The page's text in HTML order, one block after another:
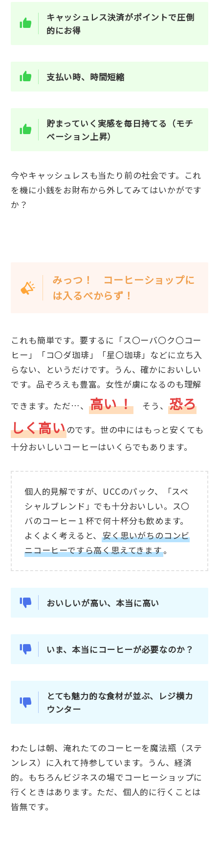
キャッシュレス決済がポイントで圧倒
的にお得
支払い時、時間短縮
貯まっていく実感を毎日持てる（モチ
ベーション上昇）
今やキャッシュレスも当たり前の社会です。これ
を機に小銭をお財布から外してみてはいかがです
か？
みっつ！ コーヒーショップに
は入るべからず！
これも簡単です。要するに「ス〇ーバ〇ク〇コー
ヒー」「コ〇ダ珈琲」「星〇珈琲」などに立ち入
らない、というだけです。うん、確かにおいしい
です。品ぞろえも豊富。女性が虜になるのも理解
できます。ただ…、 高い！ そう、恐ろ
しく高いのです。世の中にはもっと安くても
十分おいしいコーヒーはいくらでもあります。
個人的見解ですが、UCCのパック、「スペ
シャルブレンド」でも十分おいしい。ス〇
バのコーヒー１杯で何十杯分も飲めます。
よくよく考えると、安く思いがちのコンビ
ニコーヒーですら高く思えてきます。
おいしいが高い、本当に高い
いま、本当にコーヒーが必要なのか？
とても魅力的な食材が並ぶ、レジ横カ
ウンター
わたしは朝、淹れたてのコーヒーを魔法瓶（ステ
ンレス）に入れて持参しています。うん、経済
的。もちろんビジネスの場でコーヒーショップに
行くときはあります。ただ、個人的に行くことは
皆無です。